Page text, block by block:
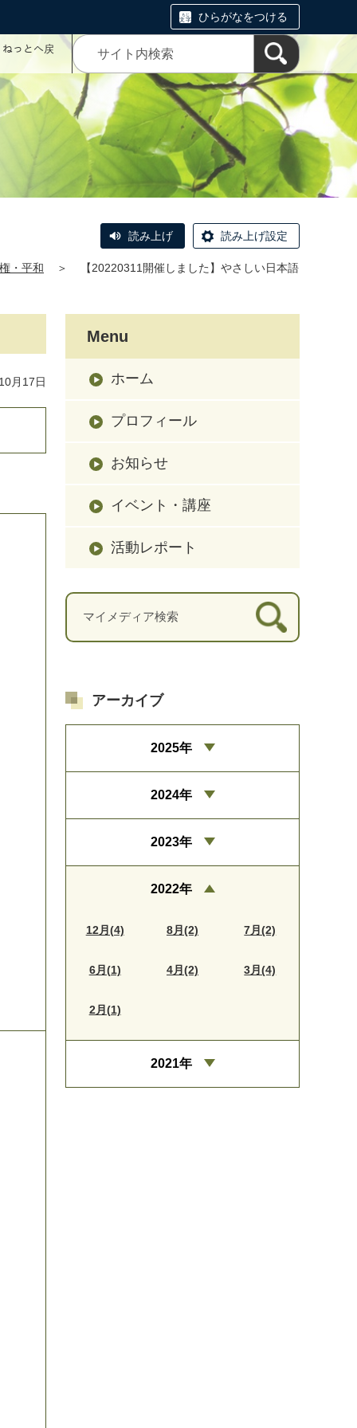
ひらがなをつける
っとへ戻
読み上げ 読み上げ設定
・平和 ＞ 【20220311開催しました】やさしい日本語
月17日
Menu
ホーム
プロフィール
お知らせ
イベント・講座
活動レポート
アーカイブ
2025年
2024年
2023年
2022年
12月(4) 8月(2) 7月(2)
6月(1) 4月(2) 3月(4)
2月(1)
2021年